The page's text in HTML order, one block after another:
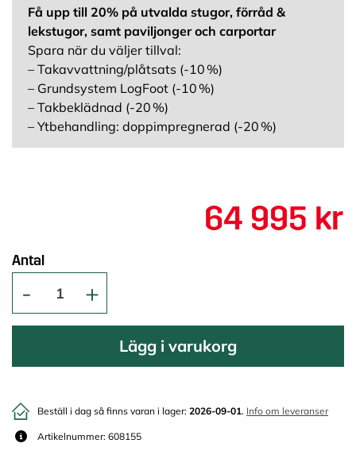
Få upp till 20% på utvalda stugor, förråd &
lekstugor, samt paviljonger och carportar
Spara när du väljer tillval:
– Takavvattning/plåtsats (-10 %)
– Grundsystem LogFoot (-10 %)
– Takbeklädnad (-20 %)
– Ytbehandling: doppimpregnerad (-20 %)
64 995 kr
Antal
Lägg i varukorg
Beställ i dag så finns varan i lager: 2026-09-01. Info om leveranser
Artikelnummer: 608155